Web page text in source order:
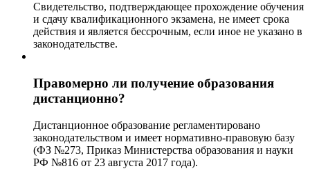
Свидетельство, подтверждающее прохождение обучения
и сдачу квалификационного экзамена, не имеет срока
действия и является бессрочным, если иное не указано в
законодательстве.
Правомерно ли получение образования
дистанционно?
Дистанционное образование регламентировано
законодательством и имеет нормативно-правовую базу
(ФЗ №273, Приказ Министерства образования и науки
РФ №816 от 23 августа 2017 года).